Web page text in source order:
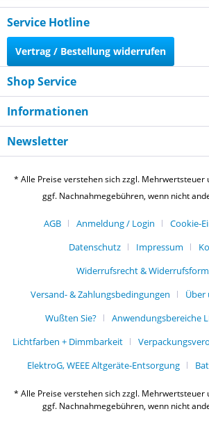
Service Hotline
Vertrag / Bestellung widerrufen
Shop Service
Informationen
Newsletter
* Alle Preise verstehen sich zzgl. Mehrwertsteuer
ggf. Nachnahmegebühren, wenn nicht
AGB Anmeldung / Login
Cookie-
Datenschutz
Impressum
Widerrufsrecht &
Versand- & Zahlungsbedingungen
Über
Wußten Sie?
Anwendungsbereiche
Lichtfarben + Dimmbarkeit
ElektroG, WEEE Altgeräte-Entsorgung
* Alle Preise verstehen sich zzgl. Mehrwertsteuer
ggf. Nachnahmegebühren, wenn nicht